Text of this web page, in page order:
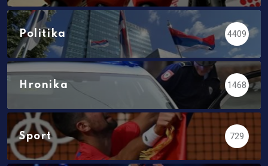
Politika 4409
Hronika 1468
Sport 729